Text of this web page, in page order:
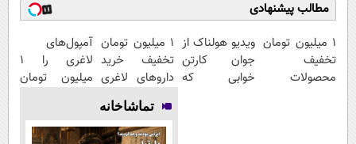
مطالب پیشنهادی
۱ میلیون تومان
تخفیف
محصولات
ویدیو هولناک از
جوان کارتن
خوابی که
1 میلیون تومان
تخفیف خرید
داروهای لاغری
با ارسال از
داروخانه و پک
یخ!
آمپول‌های
لاغری را ۱
میلیون تومان
تماشاخانه